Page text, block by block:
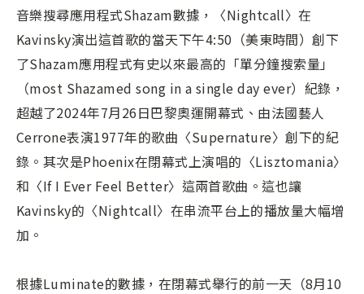
音樂搜尋應用程式Shazam數據，〈Nightcall〉在
Kavinsky演出這首歌的當天下午4:50（美東時間）創下
了Shazam應用程式有史以來最高的「單分鐘搜索量」
（most Shazamed song in a single day ever）紀錄，
超越了2024年7月26日巴黎奧運開幕式、由法國藝人
Cerrone表演1977年的歌曲〈Supernature〉創下的紀
錄。其次是Phoenix在閉幕式上演唱的〈Lisztomania〉
和〈If I Ever Feel Better〉這兩首歌曲。這也讓
Kavinsky的〈Nightcall〉在串流平台上的播放量大幅增
加。
根據Luminate的數據，在閉幕式舉行的前一天（8月10